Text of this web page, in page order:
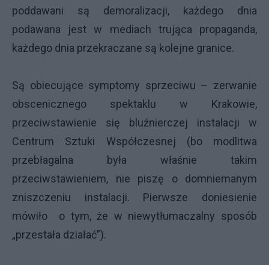
poddawani są demoralizacji, każdego dnia
podawana jest w mediach trująca propaganda,
każdego dnia przekraczane są kolejne granice.
Są obiecujące symptomy sprzeciwu – zerwanie
obscenicznego spektaklu w Krakowie,
przeciwstawienie się bluźnierczej instalacji w
Centrum Sztuki Współczesnej (bo modlitwa
przebłagalna była właśnie takim
przeciwstawieniem, nie piszę o domniemanym
zniszczeniu instalacji. Pierwsze doniesienie
mówiło o tym, że w niewytłumaczalny sposób
„przestała działać”).